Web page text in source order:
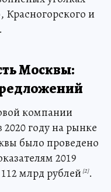
и
Москвы:
компании
году на рынке
было проведено
2019
млрд рублей [2].